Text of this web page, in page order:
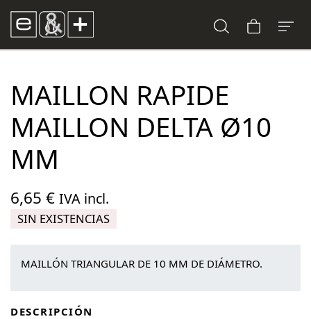
MAILLON RAPIDE
MAILLON DELTA Ø10
MM
6,65 € IVA incl.
SIN EXISTENCIAS
MAILLÓN TRIANGULAR DE 10 MM DE DIÁMETRO.
DESCRIPCIÓN